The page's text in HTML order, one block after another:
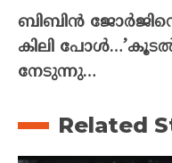
ബിബിൻ
കിലി
നേടുന്നു…
Related